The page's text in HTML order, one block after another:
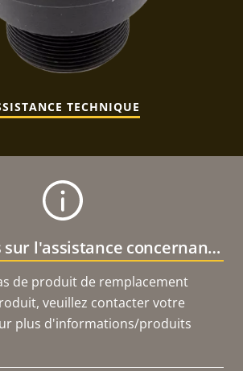
TECHNIQUE
Informations sur l'assistance concernant le produit
de produit de remplacement
veuillez contacter votre
plus d'informations/produits